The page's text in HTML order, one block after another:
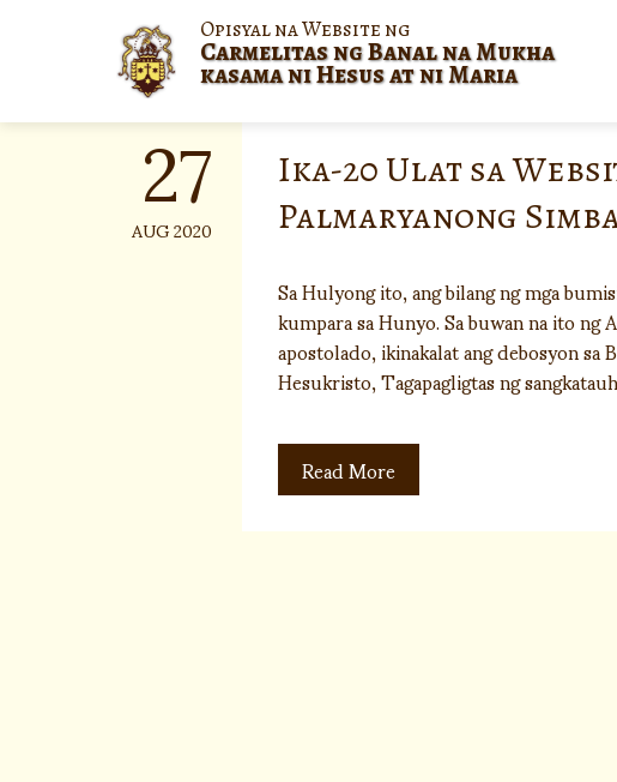
Opisyal na Website ng
Carmelitas ng Banal na Mukha
kasama ni Hesus at ni Maria
27
AUG 2020
Ika-20 Ulat sa
Palmaryanong
Sa Hulyong ito, ang bilang ng mga
kumpara sa Hunyo. Sa buwan na ito ng
apostolado, ikinakalat ang debosyon
Hesukristo, Tagapagligtas ng
Read More